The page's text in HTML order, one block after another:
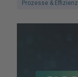
Prozesse & Effizienz